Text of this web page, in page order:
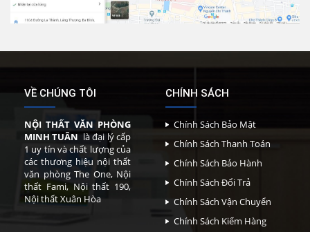
VỀ CHÚNG TÔI
NỘI THẤT VĂN PHÒNG
MINH TUÂN là đại lý cấp
1 uy tín và chất lượng của
các thương hiệu nội thất
văn phòng The One, Nội
thất Fami, Nội thất 190,
Nội thất Xuân Hòa
CHÍNH SÁCH
Chính Sách Bảo Mật
Chính Sách Thanh Toán
Chính Sách Bảo Hành
Chính Sách Đổi Trả
Chính Sách Vận Chuyển
Chính Sách Kiểm Hàng